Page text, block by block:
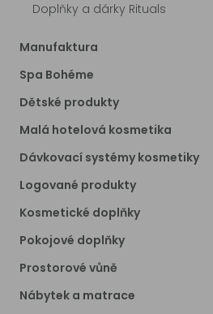
Doplňky a dárky Rituals
Manufaktura
Spa Bohéme
Dětské produkty
Malá hotelová kosmetika
Dávkovací systémy kosmetiky
Logované produkty
Kosmetické doplňky
Pokojové doplňky
Prostorové vůně
Nábytek a matrace